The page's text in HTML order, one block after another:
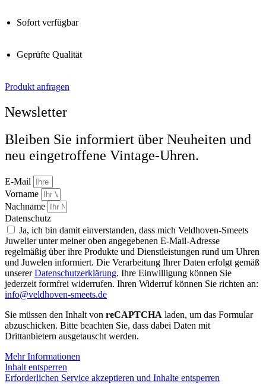
Sofort verfügbar
Geprüfte Qualität
Produkt anfragen
Newsletter
Bleiben Sie informiert über Neuheiten und
neu eingetroffene Vintage-Uhren.
E-Mail
Vorname
Nachname
Datenschutz
Ja, ich bin damit einverstanden, dass mich Veldhoven-Smeets
Juwelier unter meiner oben angegebenen E-Mail-Adresse
regelmäßig über ihre Produkte und Dienstleistungen rund um Uhren
und Juwelen informiert. Die Verarbeitung Ihrer Daten erfolgt gemäß
unsererDatenschutzerklärung. Ihre Einwilligung können Sie
jederzeit formfrei widerrufen. Ihren Widerruf können Sie richten an:
info@veldhoven-smeets.de
Sie müssen den Inhalt von reCAPTCHA laden, um das Formular
abzuschicken. Bitte beachten Sie, dass dabei Daten mit
Drittanbietern ausgetauscht werden.
Mehr Informationen
Inhalt entsperren
Erforderlichen Service akzeptieren und Inhalte entsperren